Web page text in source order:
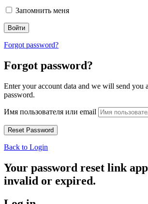
Запомнить меня
Forgot password?
Forgot password?
Enter your account data and we will send you
password.
Имя пользователя или email
Back to Login
Your password reset link
invalid or expired.